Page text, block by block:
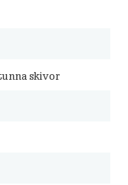
skivor